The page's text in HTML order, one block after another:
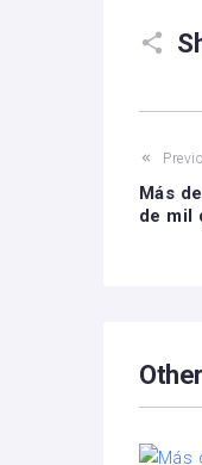
Más
de mil